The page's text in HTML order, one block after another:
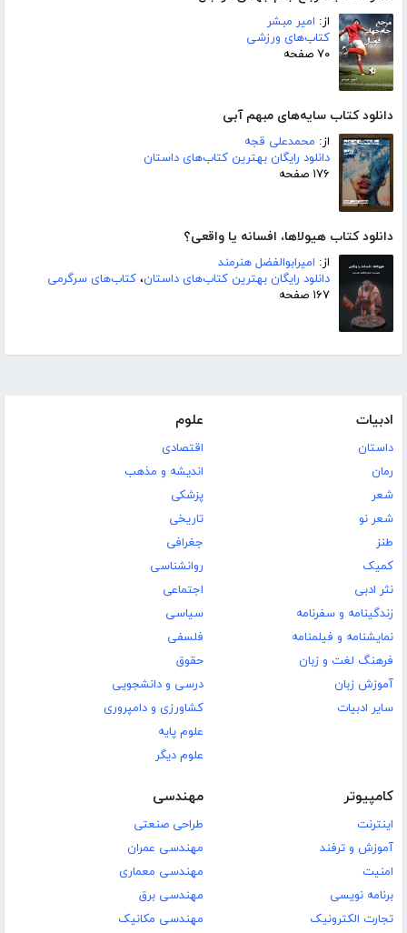
از: امیر مبشر
کتاب‌های ورزشی
۷۰ صفحه
دانلود کتاب سایه‌های مبهم آبی
از: محمدعلی قجه
دانلود رایگان بهترین کتاب‌های داستان
۱۷۶ صفحه
دانلود کتاب هیولاها، افسانه یا واقعی؟
از: امیرابوالفضل هنرمند
دانلود رایگان بهترین کتاب‌های داستان، کتاب‌های سرگرمی
۱۶۷ صفحه
ادبیات
داستان
رمان
شعر
شعر نو
طنز
کمیک
نثر ادبی
زندگینامه و سفرنامه
نمایشنامه و فیلمنامه
فرهنگ لغت و زبان
آموزش زبان
سایر ادبیات
علوم
اقتصادی
اندیشه و مذهب
پزشکی
تاریخی
جغرافی
روانشناسی
اجتماعی
سیاسی
فلسفی
حقوق
درسی و دانشجویی
کشاورزی و دامپروری
علوم پایه
علوم دیگر
کامپیوتر
اینترنت
آموزش و ترفند
امنیت
برنامه نویسی
تجارت الکترونیک
مهندسی
طراحی صنعتی
مهندسی عمران
مهندسی معماری
مهندسی برق
مهندسی مکانیک